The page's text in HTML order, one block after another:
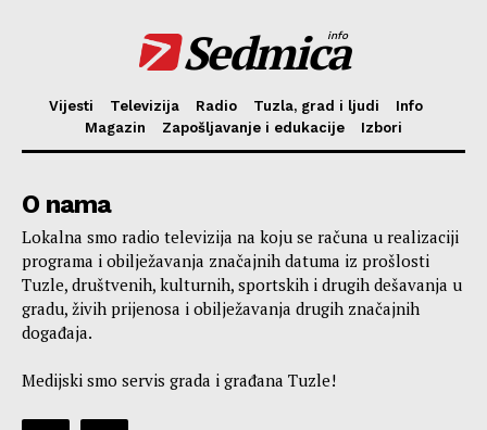
Sedmica
info
Vijesti Televizija Radio Tuzla, grad i ljudi
Info
Magazin
Zapošljavanje i edukacije Izbori
O nama
Lokalna smo radio televizija na koju se računa u realizaciji
programa i obilježavanja značajnih datuma iz prošlosti
Tuzle, društvenih, kulturnih, sportskih i drugih dešavanja u
gradu, živih prijenosa i obilježavanja drugih značajnih
događaja.
Medijski smo servis grada i građana Tuzle!